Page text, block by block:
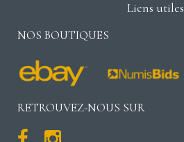
Liens utiles
NOS BOUTIQUES
RETROUVEZ-NOUS SUR